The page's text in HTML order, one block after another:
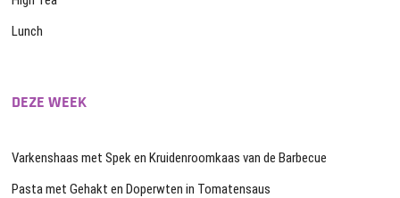
Lunch
DEZE WEEK
Varkenshaas met Spek en Kruidenroomkaas van de Barbecue
Pasta met Gehakt en Doperwten in Tomatensaus